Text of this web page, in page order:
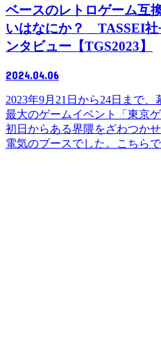
ベースのレトロゲーム互
いはなにか？ TASSEI社
ンタビュー【TGS2023】
2024.04.06
2023年9月21日から24日まで
最大のゲームイベント「東京
初日からある界隈をざわつか
電気のブースでした。こちら